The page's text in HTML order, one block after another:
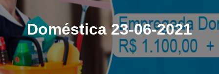
Doméstica 23-06-2021